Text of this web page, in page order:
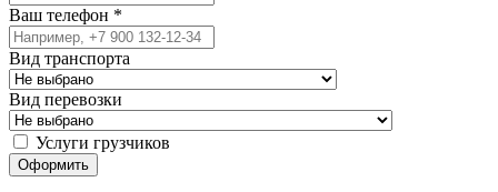
Ваш телефон *
Вид транспорта
Вид перевозки
Услуги грузчиков